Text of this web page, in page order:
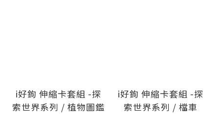
i好鉤 伸縮卡套組 -探
索世界系列 / 植物圖鑑
i好鉤 伸縮卡套組 -探
索世界系列 / 檔車